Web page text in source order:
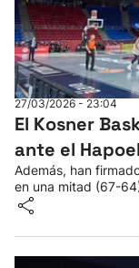
27/03/2026 - 23:04
El Kosner
ante el
Además, han
en una mitad (67-